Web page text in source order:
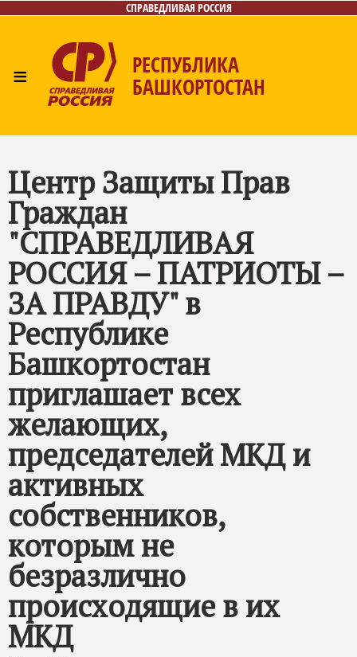
СПРАВЕДЛИВАЯ РОССИЯ
≡ РЕСПУБЛИКА
БАШКОРТОСТАН
Поиск
Центр Защиты Прав
Граждан
"СПРАВЕДЛИВАЯ
РОССИЯ – ПАТРИОТЫ –
ЗА ПРАВДУ" в
Республике
Башкортостан
приглашает всех
желающих,
председателей МКД и
активных
собственников,
которым не
безразлично
происходящие в их
МКД